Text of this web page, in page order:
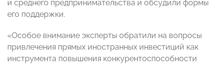
и среднего предпринимательства и обсудили формы
его поддержки.
«Особое внимание эксперты обратили на вопросы
привлечения прямых иностранных инвестиций как
инструмента повышения конкурентоспособности